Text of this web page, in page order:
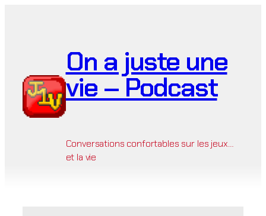
On a juste une
vie – Podcast
Conversations confortables sur les jeux…
et la vie